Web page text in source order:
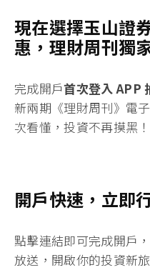
現在選擇玉山證
惠，理財周刊獨
完成開戶首次登入 APP
新兩期《理財周刊》電
次看懂，投資不再摸黑！
開戶快速，立即
點擊連結即可完成開戶
放送，開啟你的投資新旅